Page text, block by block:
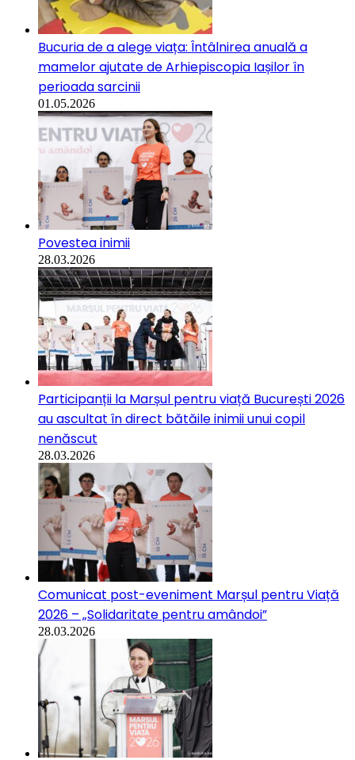
Bucuria de a alege viața: Întâlnirea anuală a
mamelor ajutate de Arhiepiscopia Iașilor în
perioada sarcinii
01.05.2026
Povestea inimii
28.03.2026
Participanții la Marșul pentru viață București 2026
au ascultat în direct bătăile inimii unui copil
nenăscut
28.03.2026
Comunicat post-eveniment Marșul pentru Viață
2026 – „Solidaritate pentru amândoi”
28.03.2026